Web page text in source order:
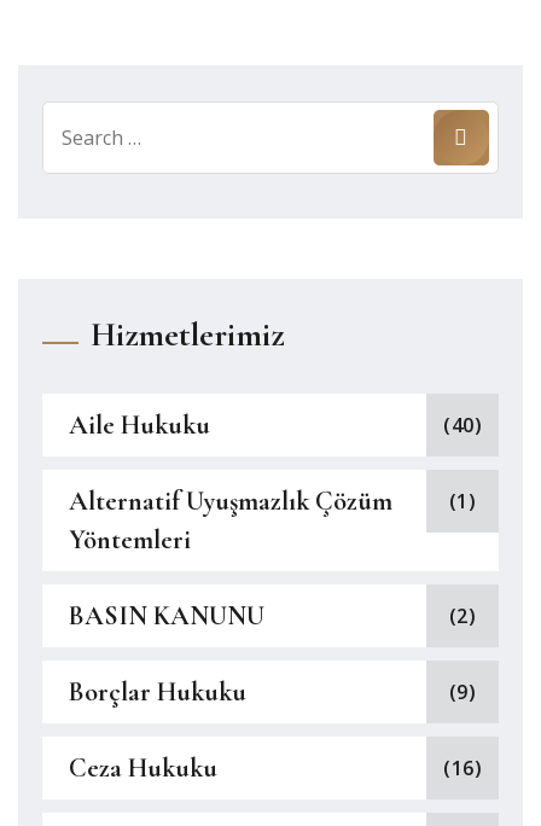
for:
Hizmetlerimiz
Aile Hukuku (40)
Alternatif Uyuşmazlık Çözüm
Yöntemleri
(1)
BASIN KANUNU (2)
Borçlar Hukuku (9)
Ceza Hukuku (16)